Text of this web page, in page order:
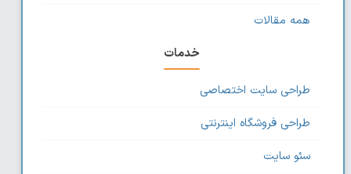
همه مقالات
خدمات
طراحی سایت اختصاصی
طراحی فروشگاه اینترنتی
سئو سایت